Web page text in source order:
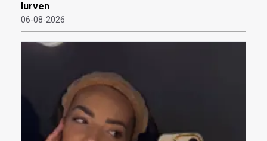
lurven
06-08-2026